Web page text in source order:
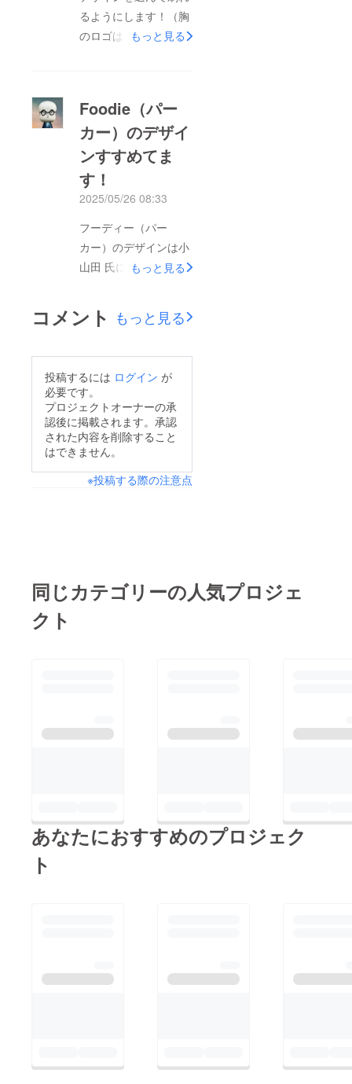
るようにします！（胸
のロゴは全て一緒で、
日デザイン選択確認の
メールを差し上げま
す。お好きなものを
ゆっくりお選びくださ
い。上記4パターンの
もっと見る
Foodie（パー
カー）のデザイ
ンすすめてま
す！
2025/05/26 08:33
フーディー（パー
カー）のデザインは小
山田 氏にお願いして
ところ、急なお願いに
も関わらず、趣旨に賛
た。私や皆様の煩悩を
取り払う様な、唯一無
二なデザインになる
と、作り手の苦労も知
ますw楽しみにしてい
かった。一般社団法人
WORKSHOP VO 代表
もっと見る
コメント もっと見る
投稿するには ログイン が
必要です。
プロジェクトオーナーの承
認後に掲載されます。承認
された内容を削除すること
はできません。
※投稿する際の注意点
同じカテゴリーの人気プロジェ
クト
あなたにおすすめのプロジェク
ト